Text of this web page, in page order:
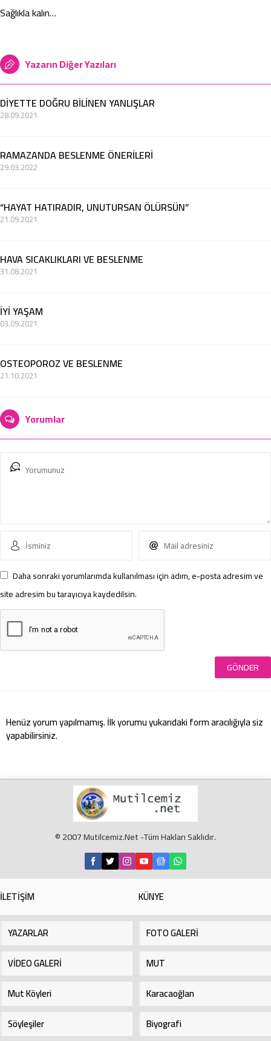
Sağlıkla kalın…
Yazarın Diğer Yazıları
DİYETTE DOĞRU BİLİNEN YANLIŞLAR
28.09.2021
RAMAZANDA BESLENME ÖNERİLERİ
29.03.2022
“HAYAT HATIRADIR, UNUTURSAN ÖLÜRSÜN”
21.09.2021
HAVA SICAKLIKLARI VE BESLENME
31.08.2021
İYİ YAŞAM
03.09.2021
OSTEOPOROZ VE BESLENME
21.10.2021
Yorumlar
Daha sonraki yorumlarımda kullanılması için adım, e-posta adresim ve
site adresim bu tarayıcıya kaydedilsin.
Henüz yorum yapılmamış. İlk yorumu yukarıdaki form aracılığıyla siz
yapabilirsiniz.
© 2007 Mutilcemiz.Net -Tüm Hakları Saklıdır.
İLETİŞİM KÜNYE
YAZARLAR
FOTO GALERİ
VİDEO GALERİ
MUT
Mut Köyleri
Karacaoğlan
Söyleşiler
Biyografi